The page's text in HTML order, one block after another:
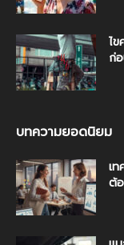
ไ
ก่
บทความยอดนิยม
เ
ต้